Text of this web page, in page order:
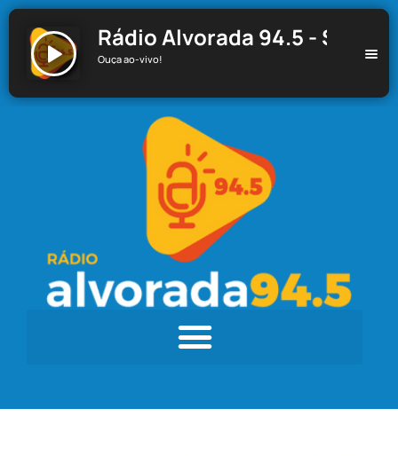
Rádio Alvorada 94.5 - Santa
Ouça ao-vivo!